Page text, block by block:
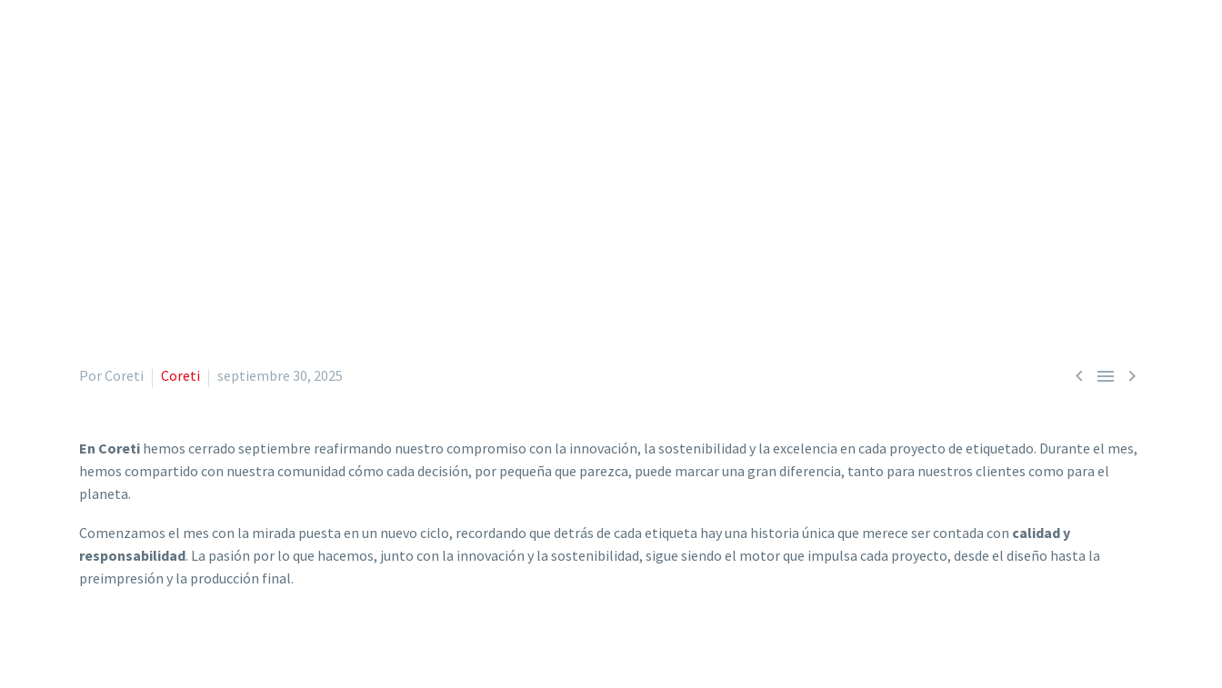
  
Por Coreti Coreti septiembre 30, 2025
En Coreti hemos cerrado septiembre reafirmando nuestro compromiso con la innovación, la sostenibilidad y la excelencia en cada proyecto de etiquetado. Durante el mes,
hemos compartido con nuestra comunidad cómo cada decisión, por pequeña que parezca, puede marcar una gran diferencia, tanto para nuestros clientes como para el
planeta.
Comenzamos el mes con la mirada puesta en un nuevo ciclo, recordando que detrás de cada etiqueta hay una historia única que merece ser contada con calidad y
responsabilidad. La pasión por lo que hacemos, junto con la innovación y la sostenibilidad, sigue siendo el motor que impulsa cada proyecto, desde el diseño hasta la
preimpresión y la producción final.